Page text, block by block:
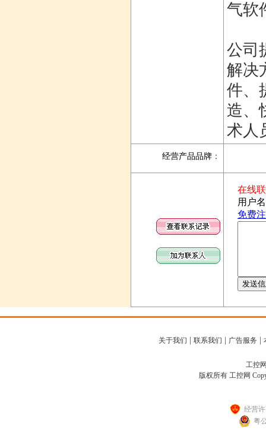
气软
公司
解决
件、
造、
术人
经营产品品牌 ：
关于我们 联系我们 广告服务
工控
版权所有 工控网
经营
粤